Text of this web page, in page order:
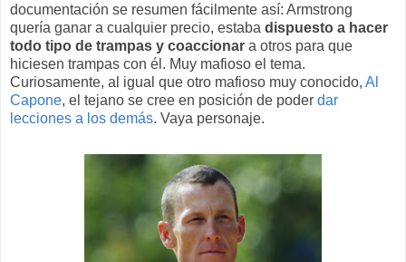
documentación se resumen fácilmente así: Armstrong
quería ganar a cualquier precio, estaba dispuesto a hacer
todo tipo de trampas y coaccionar a otros para que
hiciesen trampas con él. Muy mafioso el tema.
Curiosamente, al igual que otro mafioso muy conocido, Al
Capone, el tejano se cree en posición de poder dar
lecciones a los demás. Vaya personaje.